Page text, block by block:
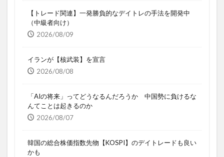
【トレード関連】一発勝負的なデイトレの手法を開発中
（中級者向け）
2026/08/09
イランが【核武装】を宣言
2026/08/08
「AIの将来」ってどうなるんだろうか 中国勢に負けるな
んてことは起きるのか
2026/08/07
韓国の総合株価指数先物【KOSPI】のデイトレードも良い
かも